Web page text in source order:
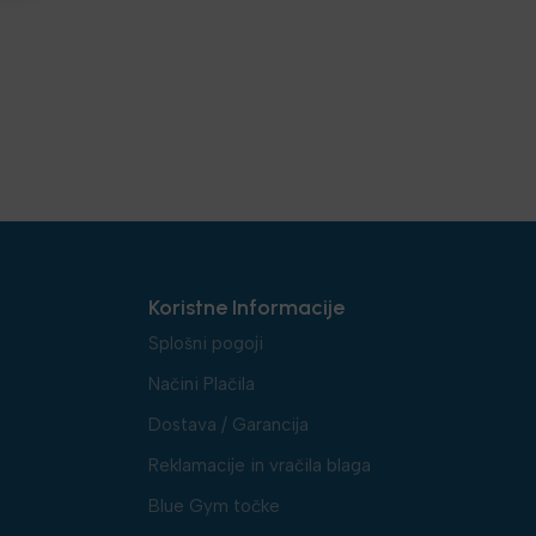
Koristne Informacije
Splošni pogoji
Načini Plačila
Dostava / Garancija
Reklamacije in vračila blaga
Blue Gym točke